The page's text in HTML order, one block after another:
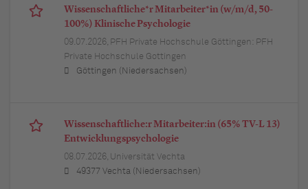
Wissenschaftliche*r Mitarbeiter*in (w/m/d, 50-
100%) Klinische Psychologie
09.07.2026, PFH Private Hochschule Göttingen: PFH
Private Hochschule Gottingen
Göttingen (Niedersachsen)
Wissenschaftliche:r Mitarbeiter:in (65% TV-L 13)
Entwicklungspsychologie
08.07.2026, Universität Vechta
49377 Vechta (Niedersachsen)